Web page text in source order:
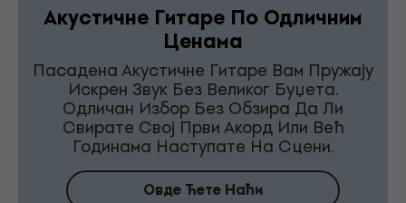
Акустичне Гитаре По Одличним
Ценама
Пасадена Акустичне Гитаре Вам Пружају
Искрен Звук Без Великог Буџета.
Одличан Избор Без Обзира Да Ли
Свирате Свој Први Акорд Или Већ
Годинама Наступате На Сцени.
Овде Ћете Наћи